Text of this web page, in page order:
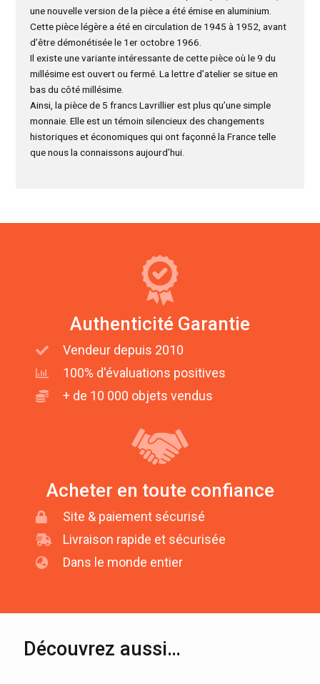
une nouvelle version de la pièce a été émise en aluminium.
Cette pièce légère a été en circulation de 1945 à 1952, avant
d’être démonétisée le 1er octobre 1966.
Il existe une variante intéressante de cette pièce où le 9 du
millésime est ouvert ou fermé. La lettre d’atelier se situe en
bas du côté millésime.
Ainsi, la pièce de 5 francs Lavrillier est plus qu’une simple
monnaie. Elle est un témoin silencieux des changements
historiques et économiques qui ont façonné la France telle
que nous la connaissons aujourd’hui.
Authenticité Garantie
Vendeur depuis 2010
100% d'évaluations positives
+ de 10 000 objets vendus
Acheter en toute confiance
Site & paiement sécurisé
Livraison rapide et sécurisée
Dans le monde entier
Découvrez aussi…